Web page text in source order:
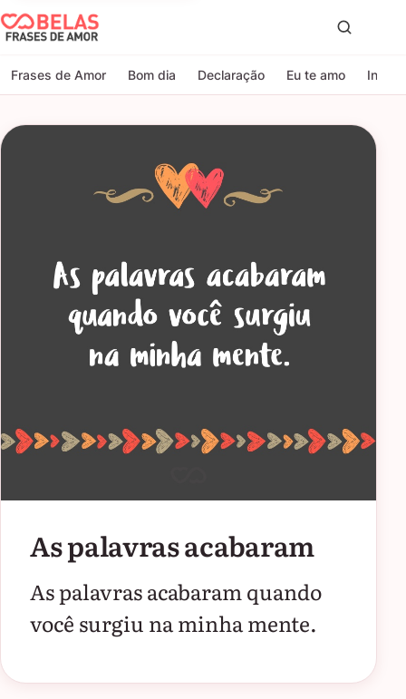
Belas Frases de Amor
Frases de Amor Bom dia Declaração Eu te amo
As palavras acabaram
As palavras acabaram quando
você surgiu na minha mente.